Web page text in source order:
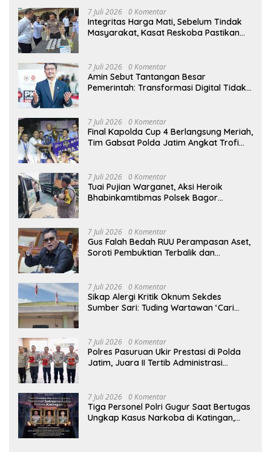
7 Juli 2026 0 Komentar
Integritas Harga Mati, Sebelum Tindak
Masyarakat, Kasat Reskoba Pastikan
7 Juli 2026 0 Komentar
Amin Sebut Tantangan Besar
Pemerintah: Transformasi Digital Tidak
7 Juli 2026 0 Komentar
Final Kapolda Cup 4 Berlangsung Meriah,
Tim Gabsat Polda Jatim Angkat Trofi
7 Juli 2026 0 Komentar
Tuai Pujian Warganet, Aksi Heroik
Bhabinkamtibmas Polsek Bagor
7 Juli 2026 0 Komentar
Gus Falah Bedah RUU Perampasan Aset,
Soroti Pembuktian Terbalik dan
7 Juli 2026 0 Komentar
Sikap Alergi Kritik Oknum Sekdes
Sumber Sari: Tuding Wartawan ‘Cari
CETAR yang Diduga Mandek
7 Juli 2026 0 Komentar
Polres Pasuruan Ukir Prestasi di Polda
Jatim, Juara II Tertib Administrasi
7 Juli 2026 0 Komentar
Tiga Personel Polri Gugur Saat Bertugas
Ungkap Kasus Narkoba di Katingan,